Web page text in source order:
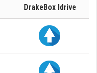
DrakeBox Idrive